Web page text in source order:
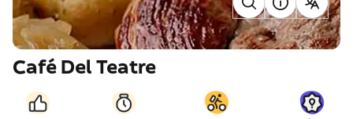
Café Del Teatre